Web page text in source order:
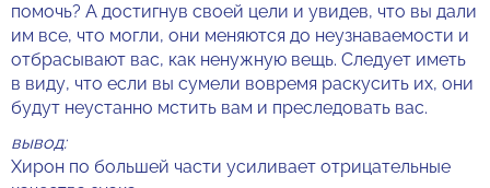
помочь? А достигнув своей цели и увидев, что вы дали
им все, что могли, они меняются до неузнаваемости и
отбрасывают вас, как ненужную вещь. Следует иметь
в виду, что если вы сумели вовремя раскусить их, они
будут неустанно мстить вам и преследовать вас.
вывод:
Хирон по большей части усиливает отрицательные